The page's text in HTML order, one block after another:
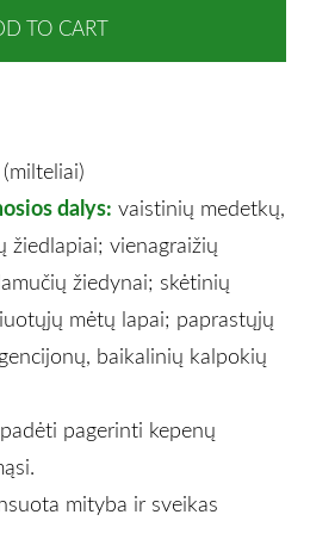
TO CART
dalys: vaistinių medetkų,
žiedlapiai; vienagraižių
žiedynai; skėtinių
mėtų lapai; paprastųjų
baikalinių kalpokių
pagerinti kepenų
mityba ir sveikas